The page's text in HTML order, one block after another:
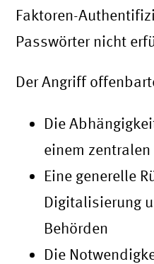
Faktoren-
Passwörter nicht
Der Angriff
Die
einem
Eine generelle
Digitalisierung
Behörden
Die